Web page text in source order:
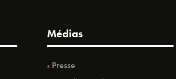
Médias
Presse